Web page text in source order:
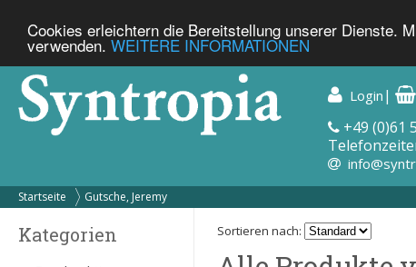
Cookies erleichtern die Bereitstellung unserer Dienste.
verwenden. WEITERE INFORMATIONEN
Login |
+49 (0)61
Startseite Gutsche, Jeremy
Kategorien Sortieren nach: